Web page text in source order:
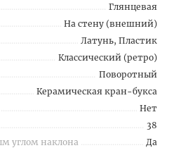
Глянцевая
На стену (внешний)
Латунь, Пластик
Классический (ретро)
Поворотный
Керамическая кран-букса
Нет
38
углом наклона
Да